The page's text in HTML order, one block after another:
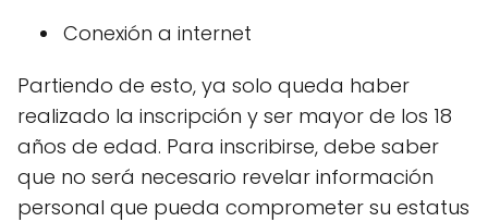
Conexión a internet
Partiendo de esto, ya solo queda haber
realizado la inscripción y ser mayor de los 18
años de edad. Para inscribirse, debe saber
que no será necesario revelar información
personal que pueda comprometer su estatus